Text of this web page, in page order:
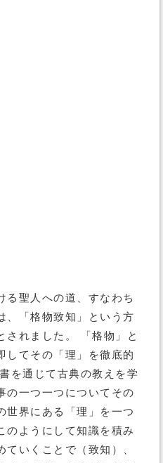
る聖人への道、すなわち
、「格物致知」という方
されました。 「格物」と
してその「理」を徹底的
を通じて古典の教えを学
の一つ一つについてその
世界にある「理」を一つ
のようにして知識を積み
いくことで（致知）、